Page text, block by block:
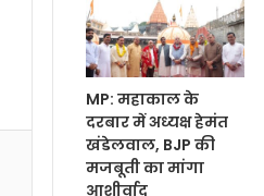
MP: महाकाल के
दरबार में अध्यक्ष हेमंत
खंडेलवाल, BJP की
मजबूती का मांगा
आशीर्वाद